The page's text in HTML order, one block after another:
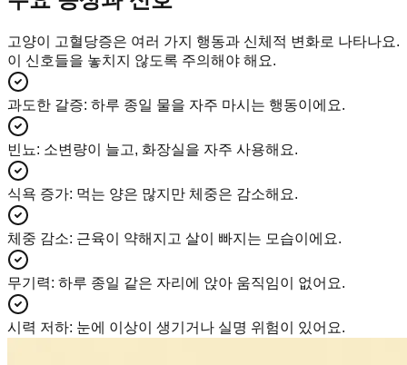
고양이 고혈당증은 여러 가지 행동과 신체적 변화로 나타나요.
이 신호들을 놓치지 않도록 주의해야 해요.
과도한 갈증: 하루 종일 물을 자주 마시는 행동이에요.
빈뇨: 소변량이 늘고, 화장실을 자주 사용해요.
식욕 증가: 먹는 양은 많지만 체중은 감소해요.
체중 감소: 근육이 약해지고 살이 빠지는 모습이에요.
무기력: 하루 종일 같은 자리에 앉아 움직임이 없어요.
시력 저하: 눈에 이상이 생기거나 실명 위험이 있어요.